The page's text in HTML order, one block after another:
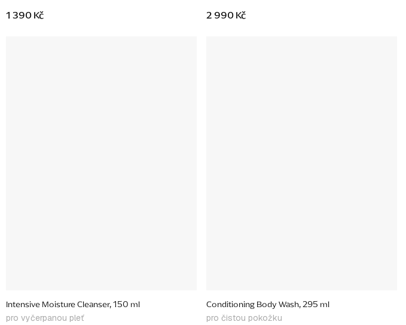
1 390 Kč 2 990 Kč
Intensive Moisture Cleanser, 150 ml
pro vyčerpanou pleť
Conditioning Body Wash, 295 ml
pro čistou pokožku